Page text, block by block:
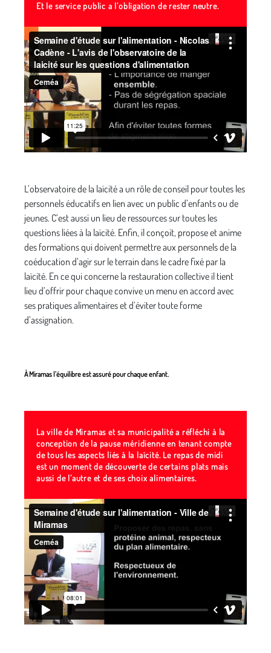
Et le service public a l’obligation de rester neutre.
L’observatoire de la laïcité a un rôle de conseil pour toutes les
personnels éducatifs en lien avec un public d’enfants ou de
jeunes. C’est aussi un lieu de ressources sur toutes les
questions liées à la laïcité. Enfin, il conçoit, propose et anime
des formations qui doivent permettre aux personnels de la
coéducation d’agir sur le terrain dans le cadre fixé par la
laïcité. En ce qui concerne la restauration collective il tient
lieu d’offrir pour chaque convive un menu en accord avec
ses pratiques alimentaires et d’éviter toute forme
d’assignation.
À Miramas l’équilibre est assuré pour chaque enfant.
La ville de Miramas et sa municipalité a réfléchi à la
conception de la pause méridienne en tenant compte
de tous les aspects liés à la laïcité. Le repas de midi
est un moment de découverte de certains plats mais
aussi de l’autre et de ses choix alimentaires.